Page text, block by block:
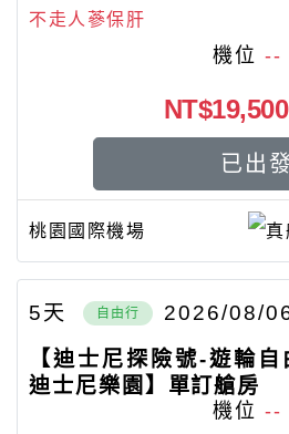
機位 --
不走人蔘保肝
桃園國際機場 真
NT$19,500
已出發
自由行 2026/08/
5天
【迪士尼探險號-遊輪
迪士尼樂園】單訂艙房
機位 --